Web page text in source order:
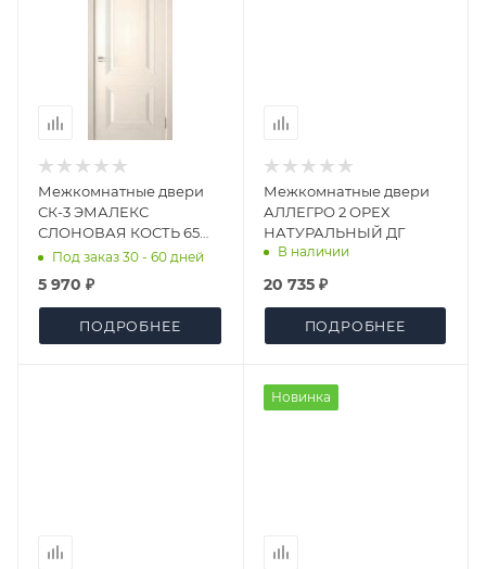
Межкомнатные двери
СК-3 ЭМАЛЕКС
СЛОНОВАЯ КОСТЬ 65
СКАНДИ ДГ
Под заказ 30 - 60 дней
5 970 ₽
ПОДРОБНЕЕ
Межкомнатные двери
АЛЛЕГРО 2 ОРЕХ
НАТУРАЛЬНЫЙ ДГ
В наличии
20 735 ₽
ПОДРОБНЕЕ
Новинка